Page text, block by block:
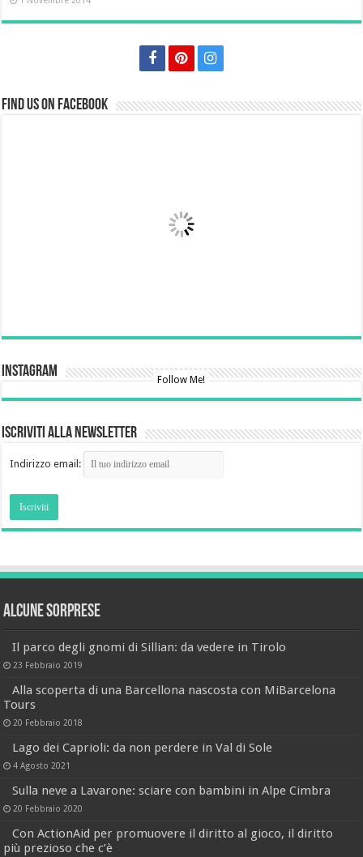
Find us on Facebook
Instagram Follow Me!
Iscriviti alla newsletter
Indirizzo email:
Alcune sorprese
Il parco degli gnomi di Sillian: da vedere in Tirolo
23 Febbraio 2019
Alla scoperta di una Barcellona nascosta con MiBarcelona
Tours
20 Febbraio 2018
Lago dei Caprioli: da non perdere in Val di Sole
4 Agosto 2021
Sulla neve a Lavarone: sciare con bambini in Alpe Cimbra
20 Febbraio 2020
Con ActionAid per promuovere il diritto al gioco, il diritto
più prezioso che c’è